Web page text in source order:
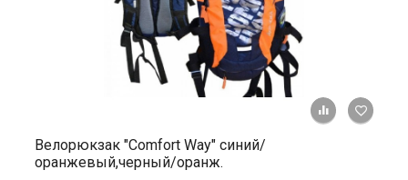
+ К
Велорюкзак "Comfort Way" синий/
оранжевый,черный/оранж.